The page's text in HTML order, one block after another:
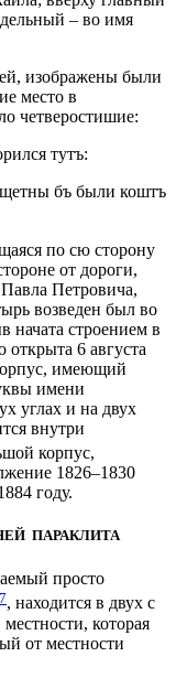
– во имя
изображены были
место в
четверостишие:
тутъ:
бъ были коштъ
по сю сторону
от дороги,
Петровича,
возведен был во
начата строением в
6 августа
имеющий
имени
углах и на двух
внутри
корпус,
1826–1830
году.
ПАРАКЛИТА
просто
7, находится в двух с
которая
от местности